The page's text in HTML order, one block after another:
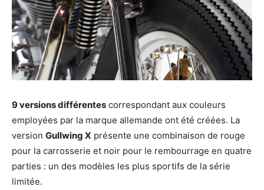
9 versions différentes correspondant aux couleurs
employées par la marque allemande ont été créées. La
version Gullwing X présente une combinaison de rouge
pour la carrosserie et noir pour le rembourrage en quatre
parties : un des modèles les plus sportifs de la série
limitée.